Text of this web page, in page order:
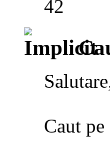
42
Caut